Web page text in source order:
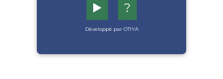
▶️ ?
Développé par OTIYA